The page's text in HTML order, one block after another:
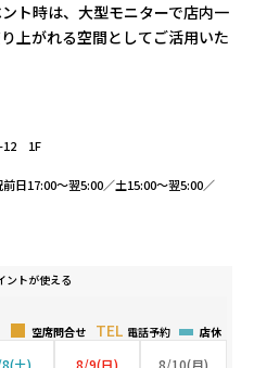
ト時は、大型モニターで店内一
上がれる空間としてご活用いた
12 1F
日17:00～翌5:00／土15:00～翌5:00／
ントが使える
店休
電話予約
空席問合せ